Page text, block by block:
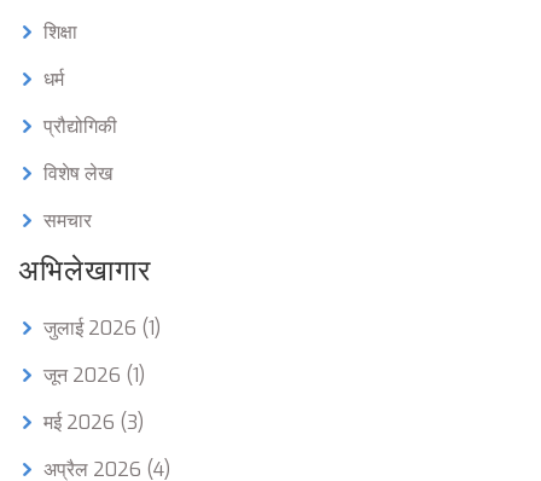
शिक्षा
धर्म
प्रौद्योगिकी
विशेष लेख
समचार
अभिलेखागार
जुलाई 2026 (1)
जून 2026 (1)
मई 2026 (3)
अप्रैल 2026 (4)